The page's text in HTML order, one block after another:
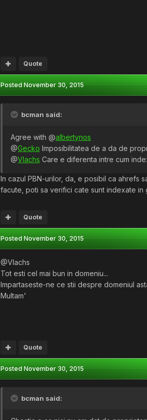
Quote
PostedNovember 30, 2015
bcman said:
Agree with @albertynos
@Gecko Imposibilitatea de a da de
@Vlachs Care e diferenta intre cum
In cazul PBN-urilor, da, e posibil ca ahrefs
facute, poti sa verifici cate sunt indexate in
Quote
PostedNovember 30, 2015
@Vlachs
Tot esti cel mai bun in domeniu...
Impartaseste-ne ce stii despre domeniul
Multam'
Quote
PostedNovember 30, 2015
bcman said: